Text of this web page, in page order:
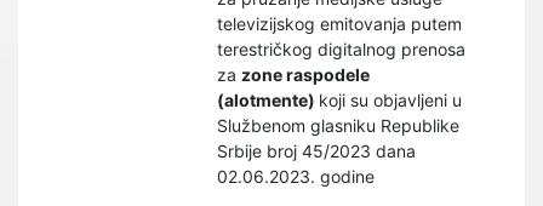
televizijskog emitovanja putem
terestričkog digitalnog prenosa
za zone raspodele
(alotmente) koji su objavljeni u
Službenom glasniku Republike
Srbije broj 45/2023 dana
02.06.2023. godine